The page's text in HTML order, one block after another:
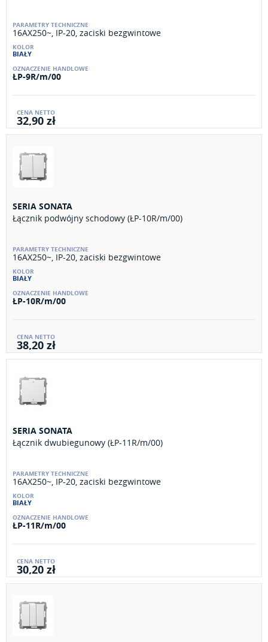
16AX250~, IP-20, zaciski bezgwintowe
BIAŁY
ŁP-9R/m/00
32,90 zł
SERIA SONATA
Łącznik podwójny schodowy (ŁP-10R/m/00)
16AX250~, IP-20, zaciski bezgwintowe
BIAŁY
ŁP-10R/m/00
38,20 zł
SERIA SONATA
Łącznik dwubiegunowy (ŁP-11R/m/00)
16AX250~, IP-20, zaciski bezgwintowe
BIAŁY
ŁP-11R/m/00
30,20 zł